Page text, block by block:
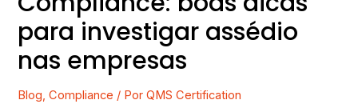
para investigar assédio
nas empresas
Blog,Compliance / PorQMS Certification